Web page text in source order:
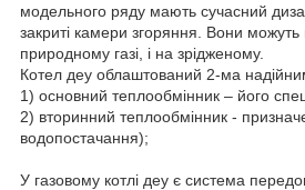
модельного ряду мають сучасний
закриті камери згоряння. Вони
природному газі, і на зрідженому.
Котел деу облаштований 2-ма
1) основний теплообмінник – його
2) вторинний теплообмінник -
водопостачання);
У газовому котлі деу є система